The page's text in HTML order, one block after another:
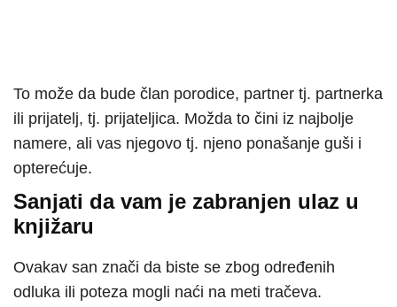
To može da bude član porodice, partner tj. partnerka
ili prijatelj, tj. prijateljica. Možda to čini iz najbolje
namere, ali vas njegovo tj. njeno ponašanje guši i
opterećuje.
Sanjati da vam je zabranjen ulaz u
knjižaru
Ovakav san znači da biste se zbog određenih
odluka ili poteza mogli naći na meti tračeva.